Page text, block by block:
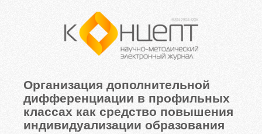
Организация дополнительной
дифференциации в профильных
классах как средство повышения
индивидуализации образования